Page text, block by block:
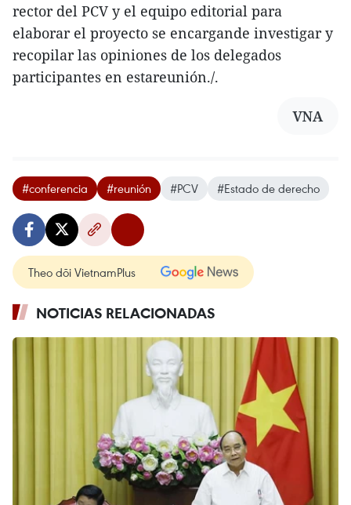
rector del PCV y el equipo editorial para
elaborar el proyecto se encargande investigar y
recopilar las opiniones de los delegados
participantes en estareunión./.
VNA
#conferencia #reunión #PCV #Estado de derecho
Theo dõi VietnamPlus
NOTICIAS RELACIONADAS